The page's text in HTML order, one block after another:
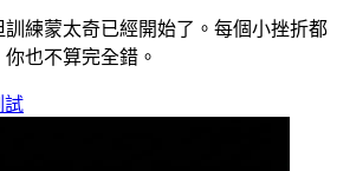
練蒙太奇已經開始了。每個小挫折都
也不算完全錯。
試